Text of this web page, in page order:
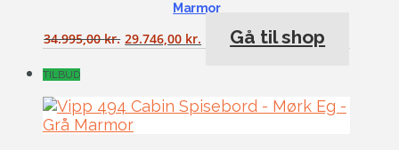
Marmor
34.995,00kr. 29.746,00 kr. Gå til shop
TILBUD